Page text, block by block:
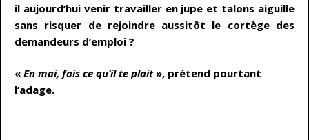
il aujourd’hui venir travailler en jupe et talons aiguille
sans risquer de rejoindre aussitôt le cortège des
demandeurs d’emploi ?
« En mai, fais ce qu’il te plait», prétend pourtant
l’adage.